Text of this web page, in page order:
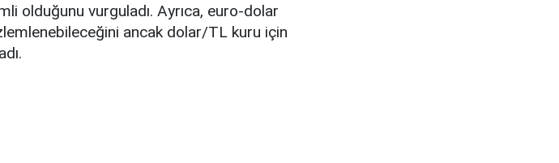
olduğunu vurguladı. Ayrıca, euro-dolar
ancak dolar/TL kuru için